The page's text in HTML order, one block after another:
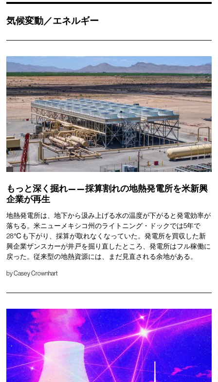
気候変動／エネルギー
もっと深く掘れ——採算割れの地熱発電所を米新興
企業が再生
地熱発電所は、地下から汲み上げる水の温度が下がると発電効率が
落ちる。米ニューメキシコ州のライトニング・ドックでは5年で
28℃も下がり、採算が取れなくなっていた。発電所を買収した新
興企業ザンスカーが井戸を掘り直したところ、発電所はフル稼働に
戻った。従来型の地熱資源には、まだ見直される余地がある。
byCasey Crownhart